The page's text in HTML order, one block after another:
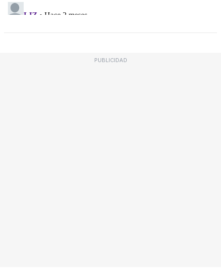
PUBLICIDAD